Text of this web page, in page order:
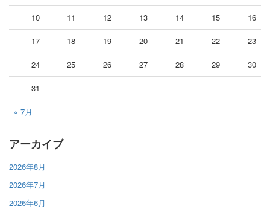
« 7月
10 11 12 13 14 15 16
17 18 19 20 21 22 23
24 25 26 27 28 29 30
31
アーカイブ
2026年8月
2026年7月
2026年6月